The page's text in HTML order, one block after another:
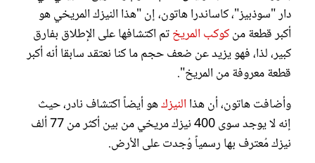
دار "سوذبيز"، كاساندرا هاتون، إن "هذا النيزك المريخي هو
أكبر قطعة منكوكب المريختم اكتشافها على الإطلاق بفارق
كبير، لذا، فهو يزيد عن ضعف حجم ما كنا نعتقد سابقا أنه أكبر
قطعة معروفة من المريخ".
وأضافت هاتون، أن هذا النيزكهو أيضاً اكتشاف نادر، حيث
إنه لا يوجد سوى 400 نيزك مريخي من بين أكثر من 77 ألف
نيزك مُعترف بها رسمياً وُجدت على الأرض.